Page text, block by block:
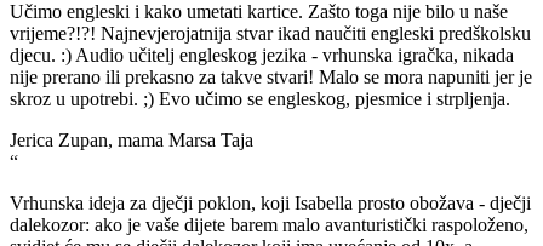
Učimo engleski i kako umetati kartice. Zašto toga nije bilo u naše
vrijeme?!?! Najnevjerojatnija stvar ikad naučiti engleski predškolsku
djecu. :) Audio učitelj engleskog jezika - vrhunska igračka, nikada
nije prerano ili prekasno za takve stvari! Malo se mora napuniti jer je
skroz u upotrebi. ;) Evo učimo se engleskog, pjesmice i strpljenja.
Jerica Zupan, mama Marsa Taja
“
Vrhunska ideja za dječji poklon, koji Isabella prosto obožava - dječji
dalekozor: ako je vaše dijete barem malo avanturistički raspoloženo,